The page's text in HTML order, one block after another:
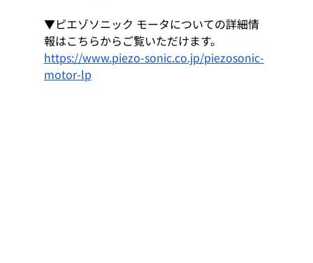
▼ピエゾソニック モータについての詳細情
報はこちらからご覧いただけます。
https://www.piezo-sonic.co.jp/piezosonic-
motor-lp